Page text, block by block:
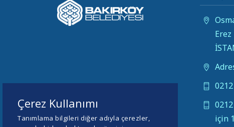
Erez
için
Çerez Kullanımı
Tanımlama bilgileri diğer adıyla çerezler,